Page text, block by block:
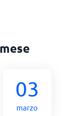
03
marzo